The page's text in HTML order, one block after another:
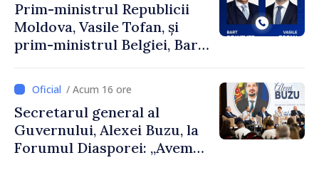
Prim-ministrul Republicii
Moldova, Vasile Tofan, și
prim-ministrul Belgiei, Bart
despre parcursul european
al Republicii Moldova.
/ Acum 16 ore
Secretarul general al
Guvernului, Alexei Buzu, la
Forumul Diasporei: „Avem